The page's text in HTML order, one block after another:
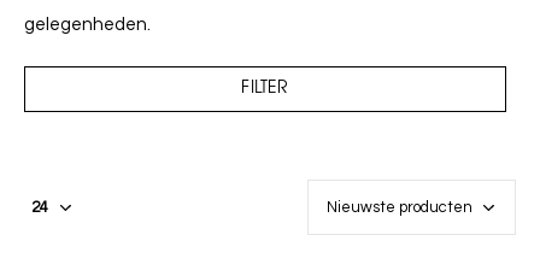
gelegenheden.
FILTER